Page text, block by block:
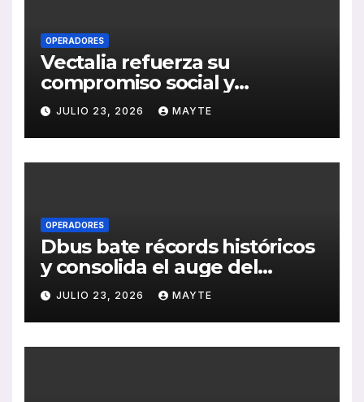
OPERADORES
Vectalia refuerza su
compromiso social y
medioambiental con la
publicación de su Memoria
de RSC 2025
JULIO 23, 2026 MAYTE
OPERADORES
Dbus bate récords históricos
y consolida el auge del
transporte público en San
Sebastián
JULIO 23, 2026 MAYTE